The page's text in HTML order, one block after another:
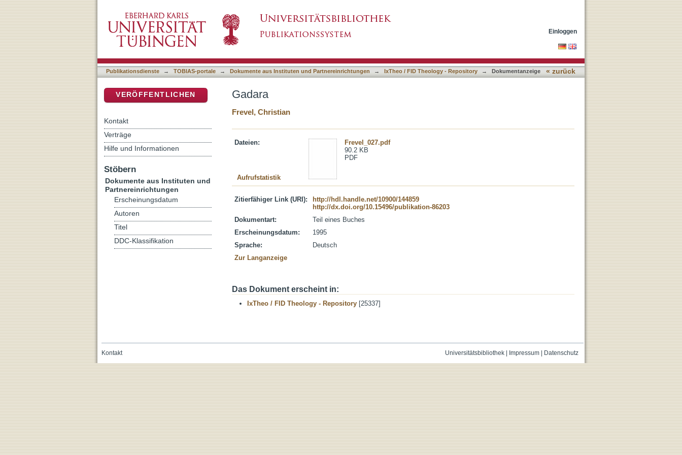
Einloggen
Publikationsdienste → TOBIAS-portale → Dokumente aus Instituten und Partnereinrichtungen → IxTheo / FID Theology - Repository → Dokumentanzeige « zurück
Gadara
Frevel, Christian
Dateien:
Frevel_027.pdf
90.2 KB
PDF
Aufrufstatistik
Zitierfähiger Link (URI):
http://hdl.handle.net/10900/144859
http://dx.doi.org/10.15496/publikation-86203
Dokumentart:
Teil eines Buches
Erscheinungsdatum:
1995
Sprache:
Deutsch
Zur Langanzeige
Das Dokument erscheint in:
IxTheo / FID Theology - Repository [25337]
VERÖFFENTLICHEN
Kontakt
Verträge
Hilfe und Informationen
Stöbern
Dokumente aus Instituten und
Partnereinrichtungen
Erscheinungsdatum
Autoren
Titel
DDC-Klassifikation
Universitätsbibliothek| Impressum| Datenschutz
Kontakt